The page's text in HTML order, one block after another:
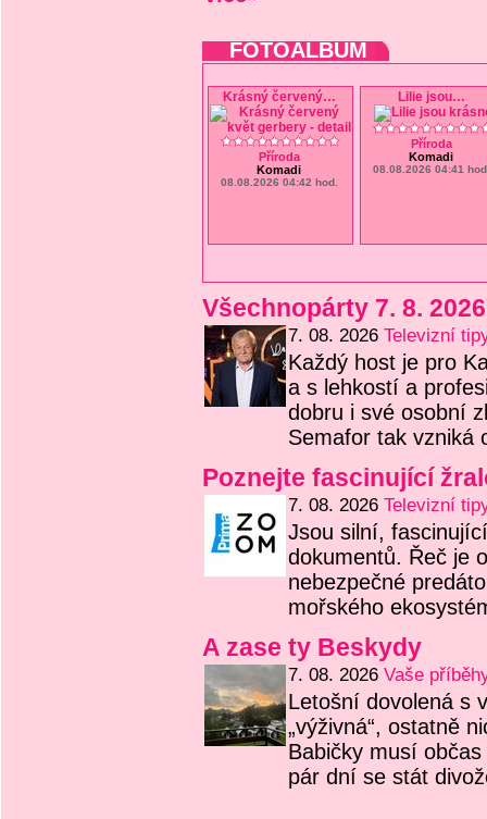
FOTOALBUM
Krásný červený…
Příroda
Komadi
08.08.2026 04:42 hod.
Lilie jsou…
Příroda
Komadi
08.08.2026 04:41
Všechnopárty 7. 8. 2026
7. 08. 2026 Televizní
Každý host je pro
a s lehkostí a
dobru i své osobní
Semafor tak
Poznejte fascinující
7. 08. 2026 Televizní
Jsou silní,
dokumentů. Řeč je
nebezpečné
mořského
A zase ty Beskydy
7. 08. 2026 Vaše
Letošní dovolená s
„výživná“, ostatně
Babičky musí
pár dní se stát